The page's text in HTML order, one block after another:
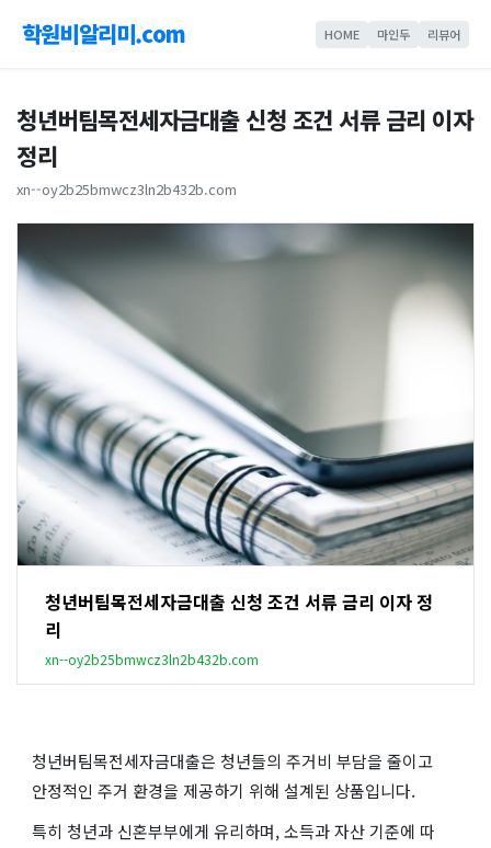
학원비알리미.com HOME 마인두 리뷰어
청년버팀목전세자금대출 신청 조건 서류 금리 이자
정리
xn--oy2b25bmwcz3ln2b432b.com
청년버팀목전세자금대출 신청 조건 서류 금리 이자 정
리
xn--oy2b25bmwcz3ln2b432b.com
청년버팀목전세자금대출은 청년들의 주거비 부담을 줄이고
안정적인 주거 환경을 제공하기 위해 설계된 상품입니다.
특히 청년과 신혼부부에게 유리하며, 소득과 자산 기준에 따